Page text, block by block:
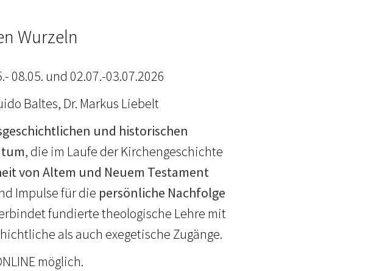
Wurzeln
08.05. und 02.07.-03.07.2026
Baltes, Dr. Markus Liebelt
und historischen
, die im Laufe der Kirchengeschichte
von Altem und Neuem Testament
Impulse für die persönliche Nachfolge
fundierte theologische Lehre mit
als auch exegetische Zugänge.
möglich.